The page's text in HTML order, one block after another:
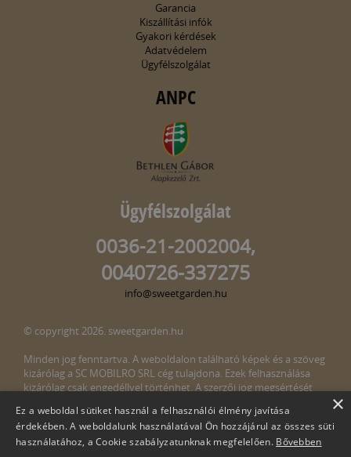
Garancia
Kiszállítási infók
Gyakori kérdések
Adatvédelem
Ügyfélszolgálat
ANPC
Ügyfélszolgálat
0036-21-2002004,
0040726-337275
info@sweetgarden.hu
© copyright 2026. sweetgarden.hu
Minden jog fenntartva. A weboldalon található képek és a szöveg
kizárólag a SC MOBILRO SRL cég tulajdona. Ezek felhasználása
kizárólag csak engedéllyel történhet. A szerzői jog megsértését
megsértését észlelné, kérjük, jelezze ezt felénk a következő e-mail
címen:info@sweetgarden.hu
×
Ez a weboldal sütiket használ a felhasználói élmény javítása
érdekében. A weboldalunk használatával Ön hozzájárul az összes süti
használatához, a Cookie szabályzatunknak megfelelően. Bővebben